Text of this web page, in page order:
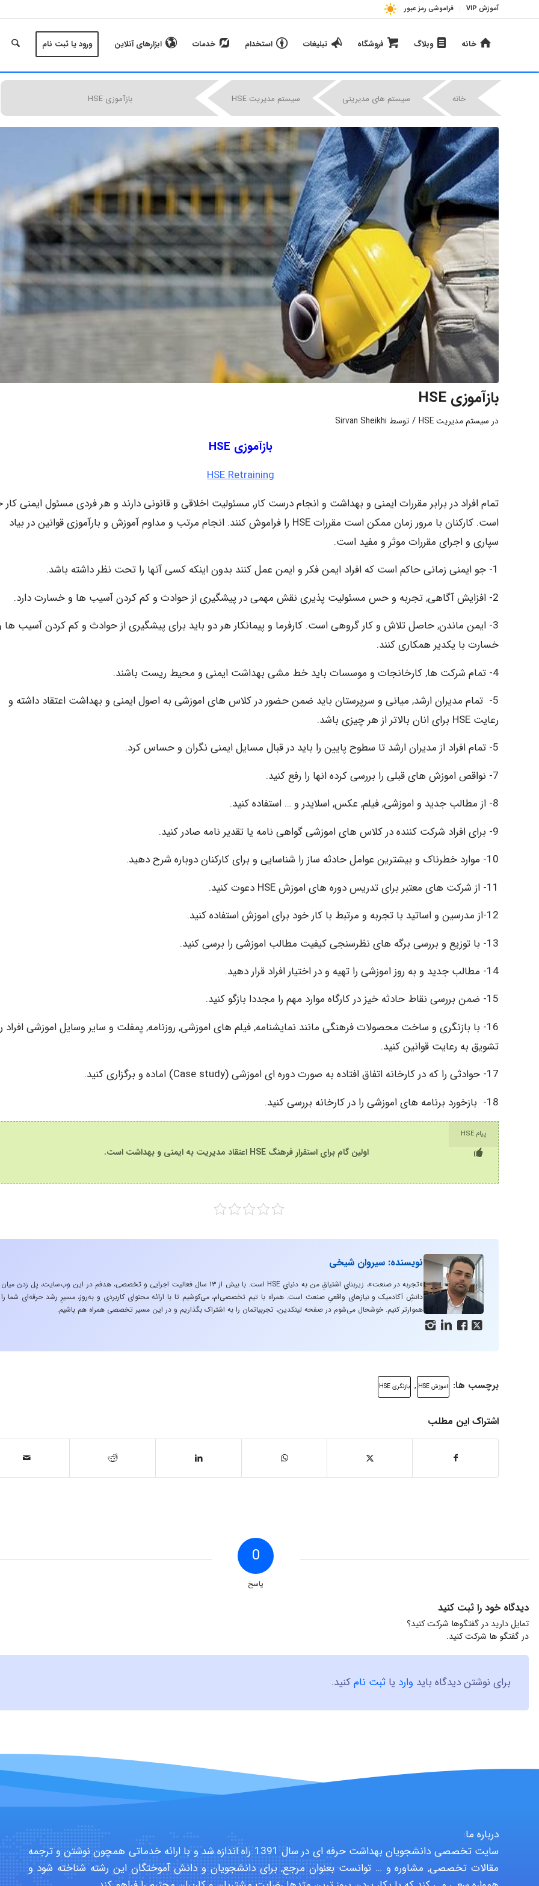
آموزش VIP فراموشی رمز عبور
خانه وبلاگ فروشگاه تبلیغات استخدام خدمات ابزارهای آنلاین ورود یا ثبت نام
خانه سیستم های مدیریتی | سیستم مدیریت HSE بازآموزی HSE
بازآموزی HSE
در سیستم مدیریت HSE / توسط Sirvan Sheikhi
بازآموزی HSE
HSE Retraining
تمام افراد در برابر مقررات ایمنی و بهداشت و انجام درست کار, مسئولیت اخلاقی و قانونی دارند و هر فردی مسئول ایمنی کار
است. کارکنان با مرور زمان ممکن است مقررات HSE را فراموش کنند. انجام مرتب و مداوم آموزش و بارآموزی قوانین در بیاد
سپاری و اجرای مقررات موثر و مفید است.
1- جو ایمنی زمانی حاکم است که افراد ایمن فکر و ایمن عمل کنند بدون اینکه کسی آنها را تحت نظر داشته باشد.
2- افزایش آگاهی, تجربه و حس مسئولیت پذیری نقش مهمی در پیشگیری از حوادث و کم کردن آسیب ها و خسارت دارد.
3- ایمن ماندن, حاصل تلاش و کار گروهی است. کارفرما و پیمانکار هر دو باید برای پیشگیری از حوادث و کم کردن آسیب ها
خسارت با یکدیر همکاری کنند.
4- تمام شرکت ها, کارخانجات و موسسات باید خط مشی بهداشت ایمنی و محیط ریست باشند.
5- تمام مدیران ارشد, میانی و سرپرستان باید ضمن حضور در کلاس های اموزشی به اصول ایمنی و بهداشت اعتقاد داشته و
رعایت HSE برای انان بالاتر از هر چیزی باشد.
5- تمام افراد از مدیران ارشد تا سطوح پایین را باید در قبال مسایل ایمنی نگران و حساس کرد.
7- نواقص اموزش های قبلی را بررسی کرده انها را رفع کنید.
8- از مطالب جدید و اموزشی, فیلم, عکس, اسلایدر و … استفاده کنید.
9- برای افراد شرکت کننده در کلاس های اموزشی گواهی نامه یا تقدیر نامه صادر کنید.
10- موارد خطرناک و بیشترین عوامل حادثه ساز را شناسایی و برای کارکنان دوباره شرح دهید.
11- از شرکت های معتبر برای تدریس دوره های اموزش HSE دعوت کنید.
12-از مدرسین و اساتید با تجربه و مرتبط با کار خود برای اموزش استفاده کنید.
13- با توزیع و بررسی برگه های نظرسنجی کیفیت مطالب اموزشی را برسی کنید.
14- مطالب جدید و به روز اموزشی را تهیه و در اختیار افراد قرار دهید.
15- ضمن بررسی نقاط حادثه خیز در کارگاه موارد مهم را مجددا بازگو کنید.
16- با بازنگری و ساخت محصولات فرهنگی مانند نمایشنامه, فیلم های اموزشی, روزنامه, پمفلت و سایر وسایل اموزشی افراد
تشویق به رعایت قوانین کنید.
17- حوادثی را که در کارخانه اتفاق افتاده به صورت دوره ای اموزشی (Case study) اماده و برگزاری کنید.
18- بازخورد برنامه های اموزشی را در کارخانه بررسی کنید.
پیام HSE
اولین گام برای استقرار فرهنگ HSE اعتقاد مدیریت به ایمنی و بهداشت است.
   
نویسنده: سیروان شیخی
«تجربه در صنعت»، زیربنایِ اشتیاقِ من به دنیایِ HSE است. با بیش از ۱۳ سال فعالیت اجرایی و تخصصی، هدفم در این وب‌سایت، پل زدن میان
دانشِ آکادمیک و نیازهای واقعیِ صنعت است. همراه با تیم تخصصی‌ام، می‌کوشیم تا با ارائه محتوای کاربردی و به‌روز، مسیرِ رشد حرفه‌ای شما را
هموارتر کنیم. خوشحال می‌شوم در صفحه لینکدین، تجربیاتمان را به اشتراک بگذاریم و در این مسیر تخصصی همراه هم باشیم.
برچسب ها: اموزش HSE , بازنگری HSE
اشتراک این مطلب
0
پاسخ
دیدگاه خود را ثبت کنید
تمایل دارید در گفتگوها شرکت کنید؟
در گفتگو ها شرکت کنید.
برای نوشتن دیدگاه باید وارد یا ثبت نامکنید.
درباره ما:
سایت تخصصی دانشجویان بهداشت حرفه ای در سال 1391 راه اندازه شد و با ارائه خدماتی همچون نوشتن و ترجمه
مقالات تخصصی, مشاوره و … توانست بعنوان مرجع, برای دانشجویان و دانش آموختگان این رشته شناخته شود و